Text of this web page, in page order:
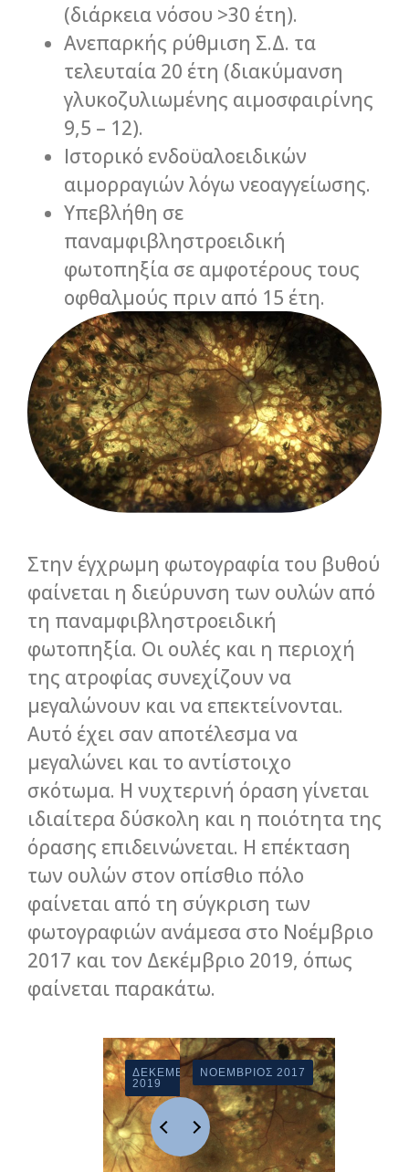
(διάρκεια νόσου >30 έτη).
Ανεπαρκής ρύθμιση Σ.Δ. τα
τελευταία 20 έτη (διακύμανση
γλυκοζυλιωμένης αιμοσφαιρίνης
9,5 – 12).
Ιστορικό ενδοϋαλοειδικών
αιμορραγιών λόγω νεοαγγείωσης.
Υπεβλήθη σε
παναμφιβληστροειδική
φωτοπηξία σε αμφοτέρους τους
οφθαλμούς πριν από 15 έτη.
Στην έγχρωμη φωτογραφία του βυθού
φαίνεται η διεύρυνση των ουλών από
τη παναμφιβληστροειδική
φωτοπηξία. Οι ουλές και η περιοχή
της ατροφίας συνεχίζουν να
μεγαλώνουν και να επεκτείνονται.
Αυτό έχει σαν αποτέλεσμα να
μεγαλώνει και το αντίστοιχο
σκότωμα. Η νυχτερινή όραση γίνεται
ιδιαίτερα δύσκολη και η ποιότητα της
όρασης επιδεινώνεται. Η επέκταση
των ουλών στον οπίσθιο πόλο
φαίνεται από τη σύγκριση των
φωτογραφιών ανάμεσα στο Νοέμβριο
2017 και τον Δεκέμβριο 2019, όπως
φαίνεται παρακάτω.